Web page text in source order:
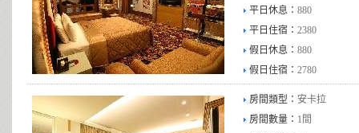
平日休息： 880
平日住宿： 2380
假日休息： 880
假日住宿： 2780
房間類型： 安卡拉
房間數量： 1間